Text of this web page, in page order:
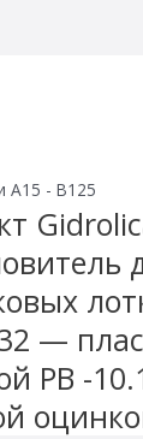
A15 - B125
—
РВ -